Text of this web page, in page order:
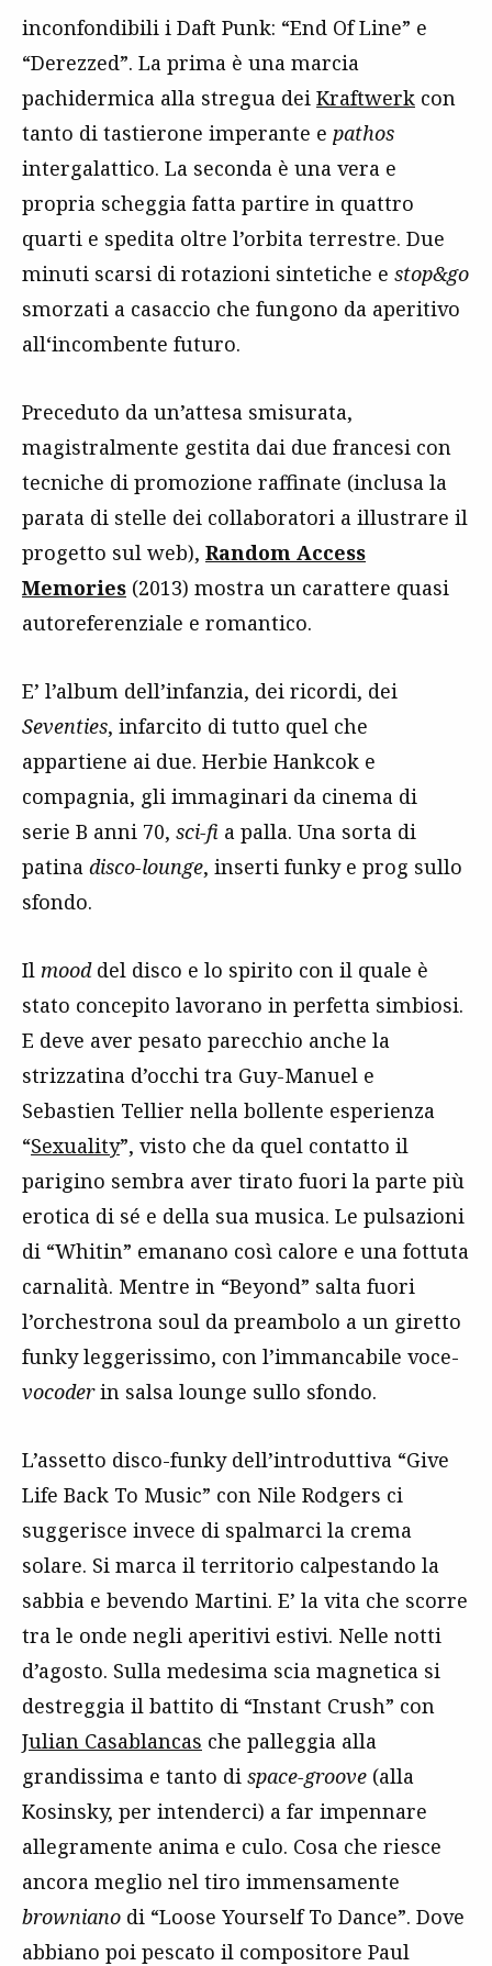
inconfondibili i Daft Punk: “End Of Line” e
“Derezzed”. La prima è una marcia
pachidermica alla stregua dei Kraftwerk con
tanto di tastierone imperante e pathos
intergalattico. La seconda è una vera e
propria scheggia fatta partire in quattro
quarti e spedita oltre l’orbita terrestre. Due
minuti scarsi di rotazioni sintetiche e stop&go
smorzati a casaccio che fungono da aperitivo
all‘incombente futuro.
Preceduto da un’attesa smisurata,
magistralmente gestita dai due francesi con
tecniche di promozione raffinate (inclusa la
parata di stelle dei collaboratori a illustrare il
progetto sul web), Random Access
Memories (2013) mostra un carattere quasi
autoreferenziale e romantico.
E’ l’album dell’infanzia, dei ricordi, dei
Seventies, infarcito di tutto quel che
appartiene ai due. Herbie Hankcok e
compagnia, gli immaginari da cinema di
serie B anni 70, sci-fi a palla. Una sorta di
patina disco-lounge, inserti funky e prog sullo
sfondo.
Il mooddel disco e lo spirito con il quale è
stato concepito lavorano in perfetta simbiosi.
E deve aver pesato parecchio anche la
strizzatina d’occhi tra Guy-Manuel e
Sebastien Tellier nella bollente esperienza
“Sexuality”, visto che da quel contatto il
parigino sembra aver tirato fuori la parte più
erotica di sé e della sua musica. Le pulsazioni
di “Whitin” emanano così calore e una fottuta
carnalità. Mentre in “Beyond” salta fuori
l’orchestrona soul da preambolo a un giretto
funky leggerissimo, con l’immancabile voce-
vocoderin salsa lounge sullo sfondo.
L’assetto disco-funky dell’introduttiva “Give
Life Back To Music” con Nile Rodgers ci
suggerisce invece di spalmarci la crema
solare. Si marca il territorio calpestando la
sabbia e bevendo Martini. E’ la vita che scorre
tra le onde negli aperitivi estivi. Nelle notti
d’agosto. Sulla medesima scia magnetica si
destreggia il battito di “Instant Crush” con
Julian Casablancas che palleggia alla
grandissima e tanto di space-groove (alla
Kosinsky, per intenderci) a far impennare
allegramente anima e culo. Cosa che riesce
ancora meglio nel tiro immensamente
browniano di “Loose Yourself To Dance”. Dove
abbiano poi pescato il compositore Paul